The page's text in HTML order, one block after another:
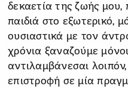
δεκαετία της ζωής μου,
παιδιά στο εξωτερικό,
ουσιαστικά με τον
χρόνια ξαναζούμε
αντιλαμβάνεσαι
επιστροφή σε μία